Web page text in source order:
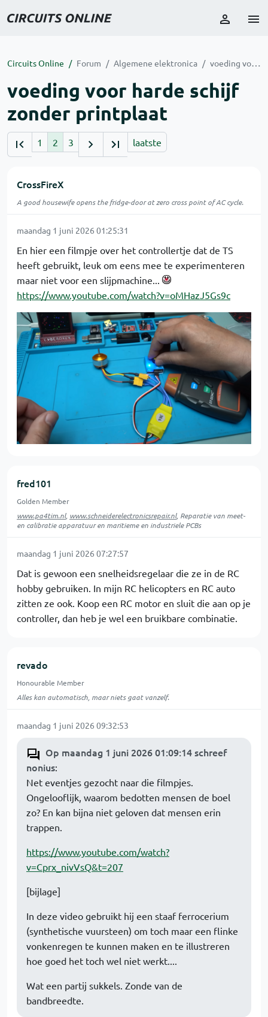
Circuits Online Forum Algemene elektronica voeding voor harde schijf zonder printplaat
voeding voor harde schijf
zonder printplaat
1 2 3 laatste
CrossFireX
A good housewife opens the fridge-door at zero cross point of AC cycle.
maandag 1 juni 2026 01:25:31
En hier een filmpje over het controllertje dat de TS
heeft gebruikt, leuk om eens mee te experimenteren
maar niet voor een slijpmachine...
https://www.youtube.com/watch?v=oMHazJ5Gs9c
fred101
Golden Member
www.pa4tim.nl, www.schneiderelectronicsrepair.nl, Reparatie van meet-
en calibratie apparatuur en maritieme en industriele PCBs
maandag 1 juni 2026 07:27:57
Dat is gewoon een snelheidsregelaar die ze in de RC
hobby gebruiken. In mijn RC helicopters en RC auto
zitten ze ook. Koop een RC motor en sluit die aan op je
controller, dan heb je wel een bruikbare combinatie.
revado
Honourable Member
Alles kan automatisch, maar niets gaat vanzelf.
maandag 1 juni 2026 09:32:53
Op maandag 1 juni 2026 01:09:14 schreef
nonius:
Net eventjes gezocht naar die filmpjes.
Ongelooflijk, waarom bedotten mensen de boel
zo? En kan bijna niet geloven dat mensen erin
trappen.
https://www.youtube.com/watch?
v=Cprx_nivVsQ&t=207
[bijlage]
In deze video gebruikt hij een staaf ferrocerium
(synthetische vuursteen) om toch maar een flinke
vonkenregen te kunnen maken en te illustreren
hoe goed het toch wel niet werkt....
Wat een partij sukkels. Zonde van de
bandbreedte.